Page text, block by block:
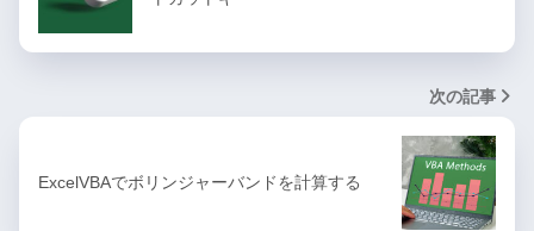
次の記事
ExcelVBAでボリンジャーバンドを計算する